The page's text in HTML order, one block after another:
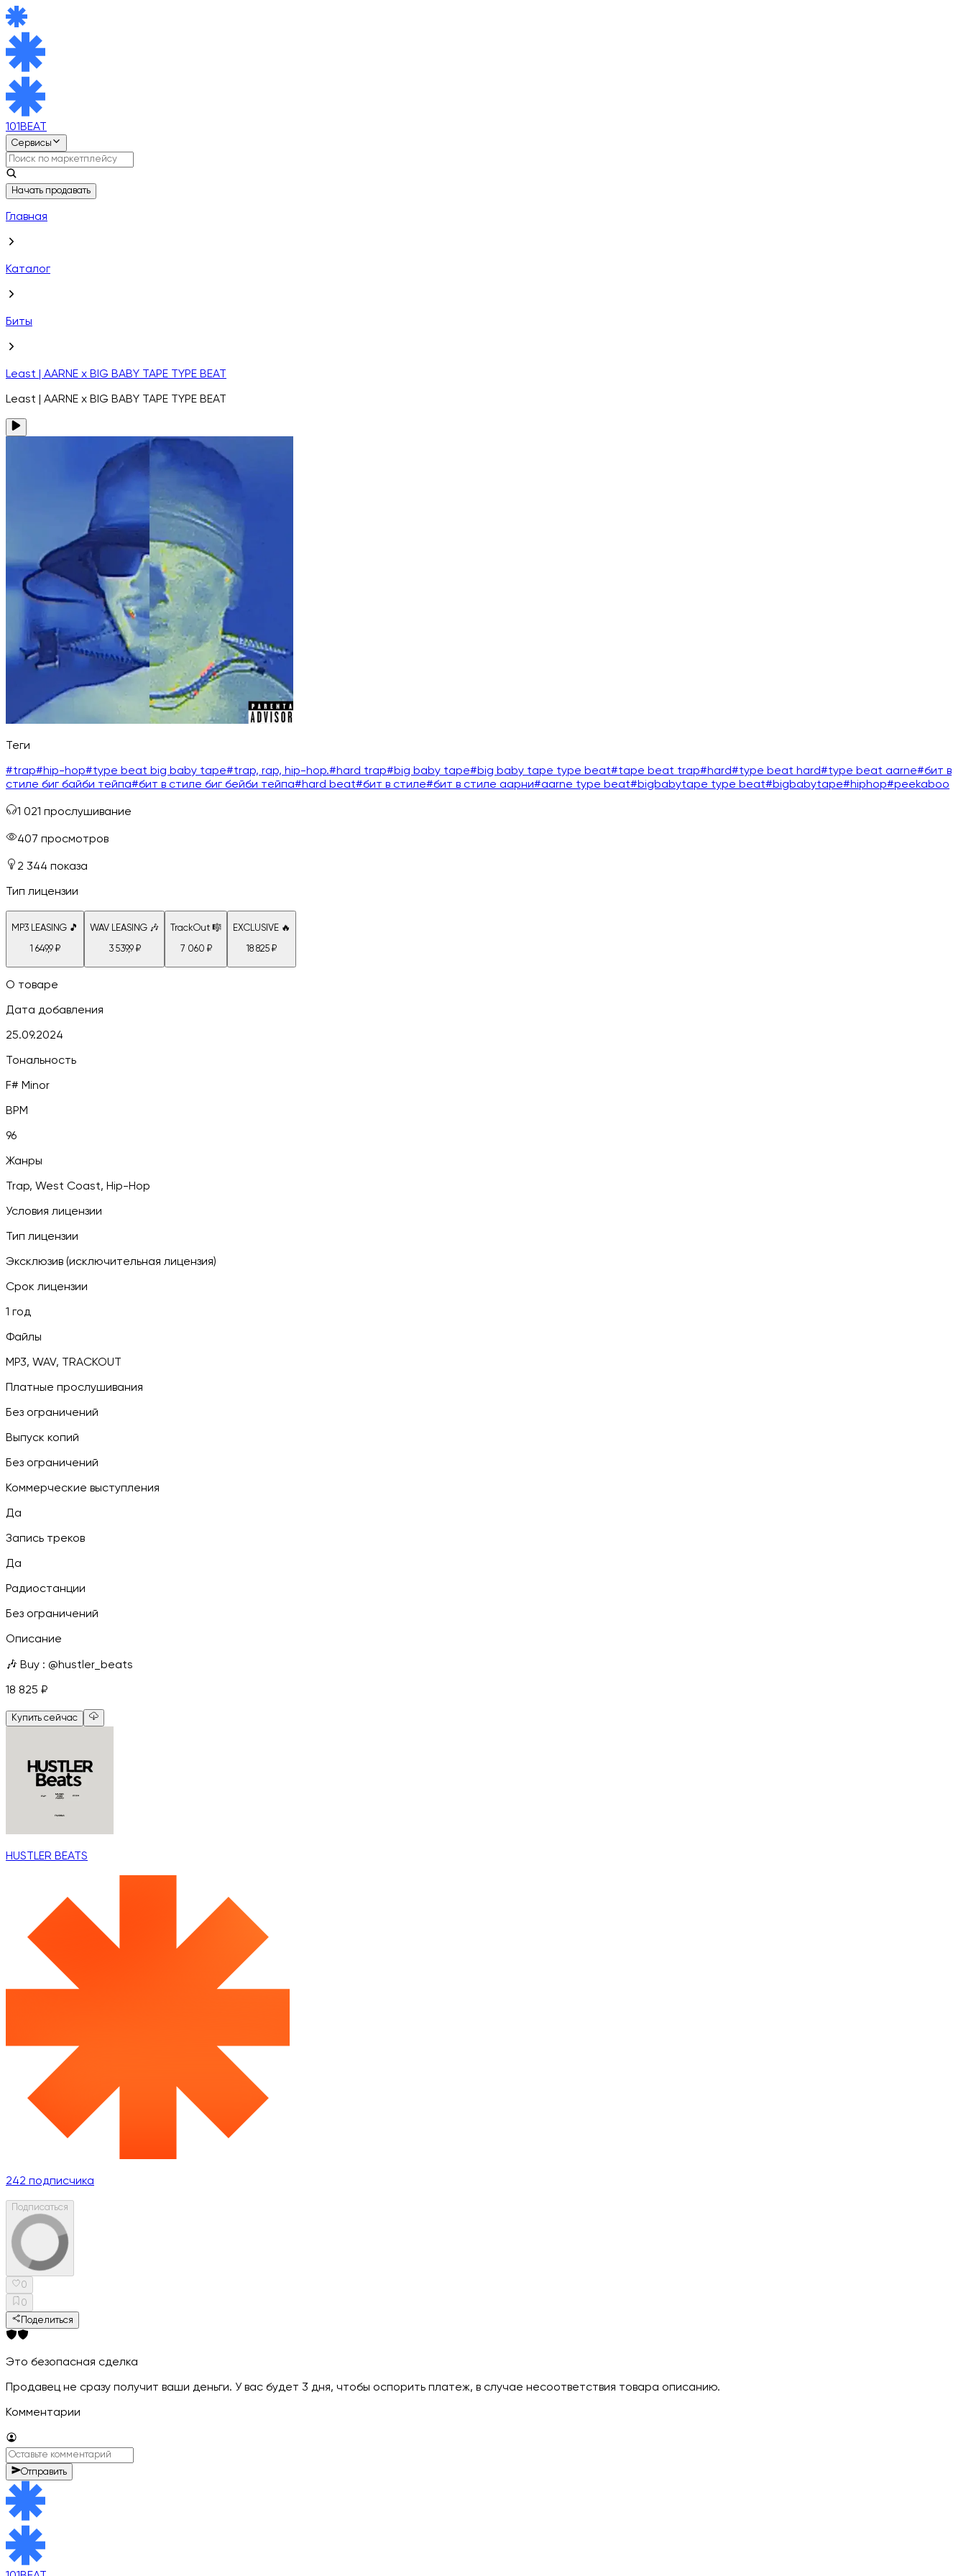
101BEAT
Сервисы
Начать продавать
Главная
Каталог
Биты
Least | AARNE x BIG BABY TAPE TYPE BEAT
Least | AARNE x BIG BABY TAPE TYPE BEAT
Теги
#trap#hip-hop#type beat big baby tape#trap, rap, hip-hop.#hard trap#big baby tape#big baby tape type beat#tape beat trap#hard#type beat hard#type beat aarne#бит в
стиле биг байби тейпа#бит в стиле биг бейби тейпа#hard beat#бит в стиле#бит в стиле аарни#aarne type beat#bigbabytape type beat#bigbabytape#hiphop#peekaboo
1 021 прослушивание
407 просмотров
2 344 показа
Тип лицензии
MP3 LEASING 🎵
1 649,9₽
WAV LEASING 🎶
3 539,9₽
TrackOut 🎼
7 060 ₽
EXCLUSIVE 🔥
18 825₽
О товаре
Дата добавления
25.09.2024
Тональность
F# Minor
BPM
96
Жанры
Trap, West Coast, Hip-Hop
Условия лицензии
Тип лицензии
Эксклюзив (исключительная лицензия)
Срок лицензии
1 год
Файлы
MP3, WAV, TRACKOUT
Платные прослушивания
Без ограничений
Выпуск копий
Без ограничений
Коммерческие выступления
Да
Запись треков
Да
Радиостанции
Без ограничений
Описание
🎶 Buy : @hustler_beats
18 825 ₽
Купить сейчас
HUSTLER BEATS
242 подписчика
Подписаться
0
0
Поделиться
Это безопасная сделка
Продавец не сразу получит ваши деньги. У вас будет 3 дня, чтобы оспорить платеж, в случае несоответствия товара описанию.
Комментарии
Отправить